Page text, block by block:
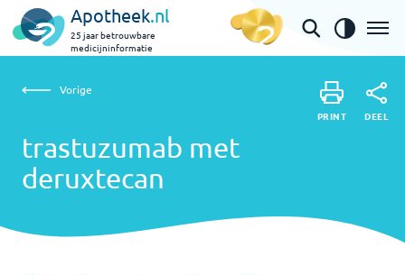
Apotheek.nl
25 jaar betrouwbare
medicijninformatie
trastuzumab met deruxtecan
Vorige
trastuzumab met
deruxtecan
PRINT DEEL